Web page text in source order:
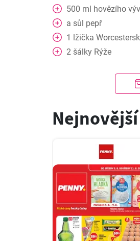
500 ml hovězího
a sůl pepř
1 lžička
2 šálky Rýže